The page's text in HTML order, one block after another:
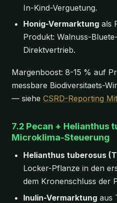
In-Kind-Verguetung.
Honig-Vermarktung als
Produkt: Walnuss-
Direktvertrieb.
Margenboost: 8-15 % auf
messbare Biodiversitaets-
— siehe CSRD-Reporting
7.2 Pecan + Helianthus
Microklima-Steuerung
Helianthus tuberosus
Locker-Pflanze in den
dem Kronenschluss der
Inulin-Vermarktung aus